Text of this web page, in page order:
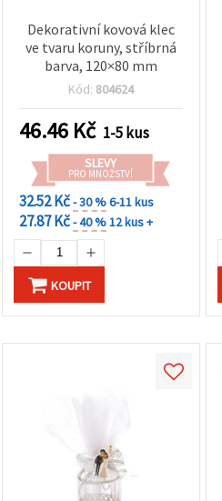
Dekorativní kovová klec
ve tvaru koruny, stříbrná
barva, 120×80 mm
Kód: 804624
46.46 Kč 1-5 kus
SLEVY
PRO MNOŽSTVÍ
32.52 Kč- 30 %6-11 kus
27.87 Kč- 40 %12 kus +
KOUPIT